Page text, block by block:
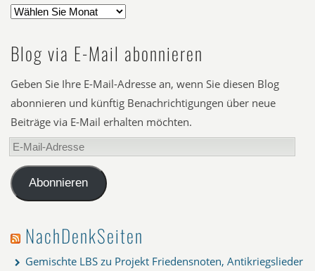
Blog via E-Mail abonnieren
Geben Sie Ihre E-Mail-Adresse an, wenn Sie diesen Blog
abonnieren und künftig Benachrichtigungen über neue
Beiträge via E-Mail erhalten möchten.
E-
Mail-
AdresseAbonnieren
NachDenkSeiten
Gemischte LBS zu Projekt Friedensnoten, Antikriegslieder